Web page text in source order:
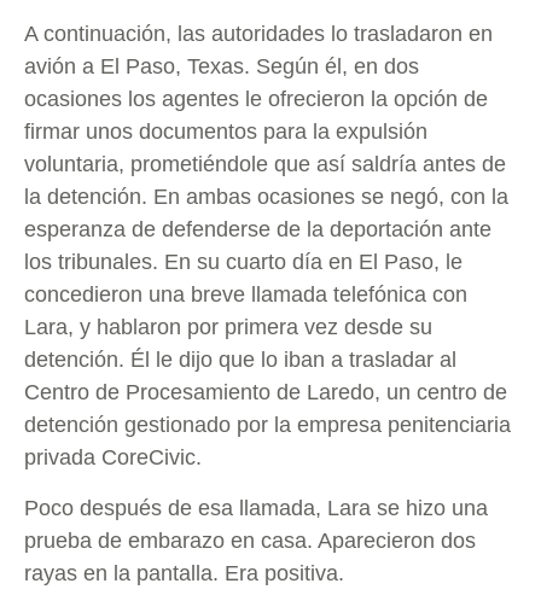
A continuación, las autoridades lo trasladaron en
avión a El Paso, Texas. Según él, en dos
ocasiones los agentes le ofrecieron la opción de
firmar unos documentos para la expulsión
voluntaria, prometiéndole que así saldría antes de
la detención. En ambas ocasiones se negó, con la
esperanza de defenderse de la deportación ante
los tribunales. En su cuarto día en El Paso, le
concedieron una breve llamada telefónica con
Lara, y hablaron por primera vez desde su
detención. Él le dijo que lo iban a trasladar al
Centro de Procesamiento de Laredo, un centro de
detención gestionado por la empresa penitenciaria
privada CoreCivic.
Poco después de esa llamada, Lara se hizo una
prueba de embarazo en casa. Aparecieron dos
rayas en la pantalla. Era positiva.